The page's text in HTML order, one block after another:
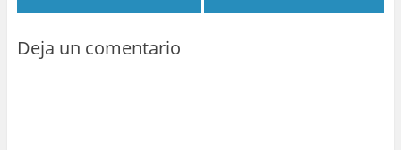
Deja un comentario